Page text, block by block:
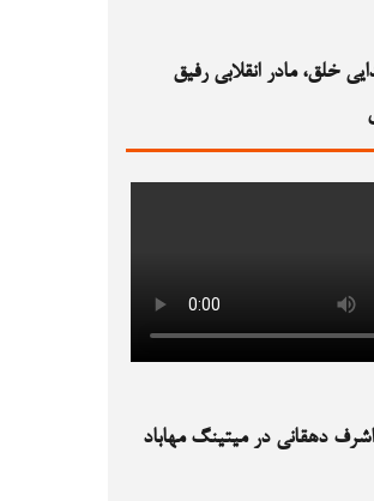
خلق، مادر انقلابی رفیق
دهقانی در میتینگ مهاباد